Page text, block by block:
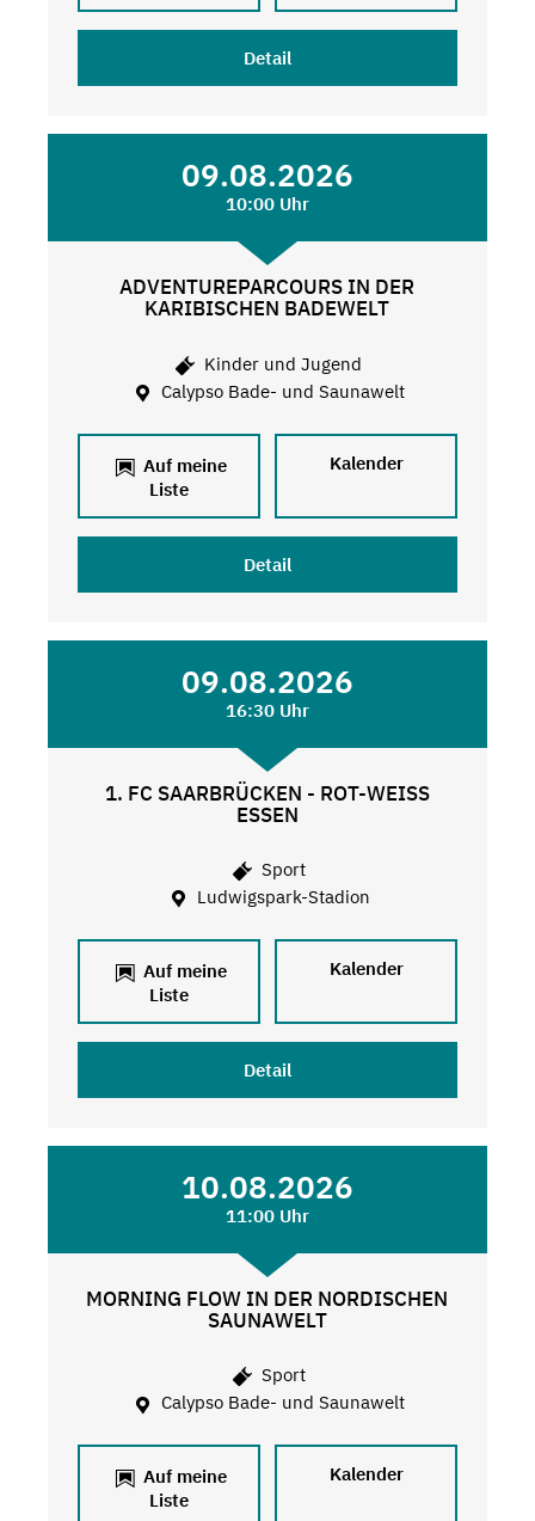
Detail
09.08.2026
10:00 Uhr
ADVENTUREPARCOURS IN DER
KARIBISCHEN BADEWELT
Kinder und Jugend
Calypso Bade- und Saunawelt
Auf meine
Liste
Kalender
Detail
09.08.2026
16:30 Uhr
1. FC SAARBRÜCKEN - ROT-WEISS
ESSEN
Sport
Ludwigspark-Stadion
Auf meine
Liste
Kalender
Detail
10.08.2026
11:00 Uhr
MORNING FLOW IN DER NORDISCHEN
SAUNAWELT
Sport
Calypso Bade- und Saunawelt
Auf meine
Liste
Kalender